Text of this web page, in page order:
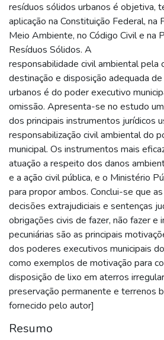
resíduos sólidos urbanos é objetiva,
aplicação na Constituição Federal, na
Meio Ambiente, no Código Civil e na
Resíduos Sólidos. A
responsabilidade civil ambiental pela
destinação e disposição adequada
urbanos é do poder executivo
omissão. Apresenta-se no estudo
dos principais instrumentos jurídicos
responsabilização civil ambiental do
municipal. Os instrumentos mais
atuação a respeito dos danos
e a ação civil pública, e o Ministério
para propor ambos. Conclui-se que
decisões extrajudiciais e sentenças
obrigações civis de fazer, não fazer e
pecuniárias são as principais
dos poderes executivos municipais
como exemplos de motivação para
disposição de lixo em aterros
preservação permanente e terrenos
fornecido pelo autor]
Resumo